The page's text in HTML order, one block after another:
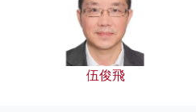
伍俊飛